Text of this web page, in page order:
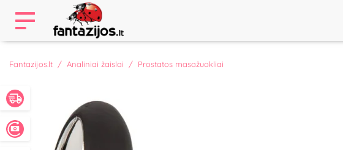
Fantazijos.lt Analiniai žaislai Prostatos masažuokliai